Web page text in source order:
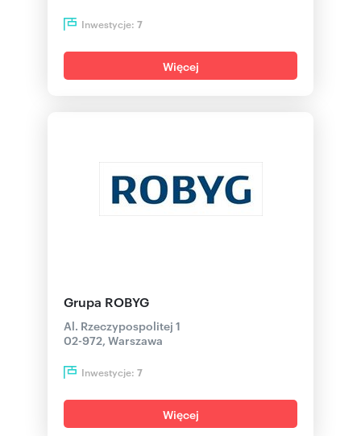
Inwestycje: 7
Więcej
Grupa ROBYG
Al. Rzeczypospolitej 1
02-972, Warszawa
Inwestycje: 7
Więcej